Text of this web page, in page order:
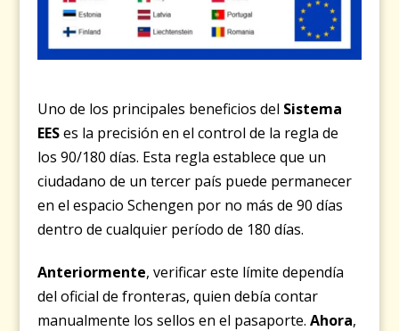
Uno de los principales beneficios del Sistema
EESes la precisión en el control de la regla de
los 90/180 días. Esta regla establece que un
ciudadano de un tercer país puede permanecer
en el espacio Schengen por no más de 90 días
dentro de cualquier período de 180 días.
Anteriormente, verificar este límite dependía
del oficial de fronteras, quien debía contar
manualmente los sellos en el pasaporte.Ahora,